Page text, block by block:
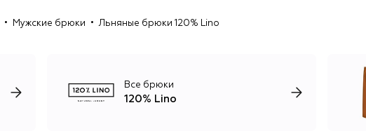
лен компания закупает только у европейских
свойства льняного полотна.
Мужские брюки Льняные брюки 120% Lino
Все брюки
120% Lino